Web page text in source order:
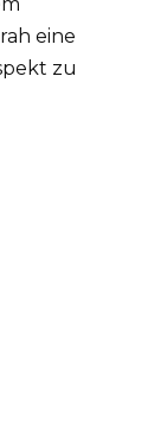
eine
zu